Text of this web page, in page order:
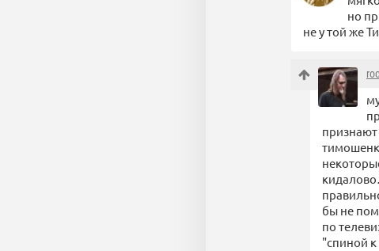
но
не у той же
бы не
по
"спиной